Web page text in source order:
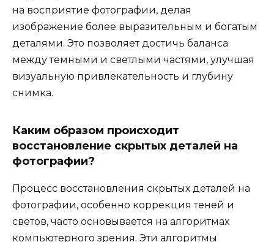
на восприятие фотографии, делая
изображение более выразительным и богатым
деталями. Это позволяет достичь баланса
между темными и светлыми частями, улучшая
визуальную привлекательность и глубину
снимка.
Каким образом происходит
восстановление скрытых деталей на
фотографии?
Процесс восстановления скрытых деталей на
фотографии, особенно коррекция теней и
светов, часто основывается на алгоритмах
компьютерного зрения. Эти алгоритмы